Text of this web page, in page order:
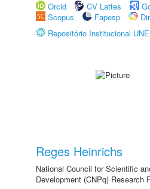
Orcid
CV Lattes
Scopus
Fapesp
Repositório Institucional
Reges Heinrichs
National Council for Scientific
Development (CNPq) Research